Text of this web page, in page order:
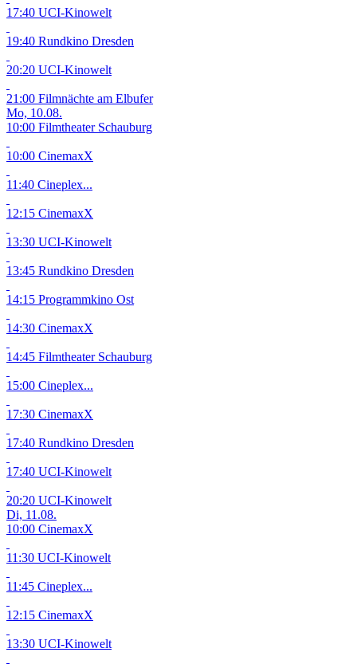
17:40 UCI-Kinowelt
19:40 Rundkino Dresden
20:20 UCI-Kinowelt
21:00 Filmnächte am Elbufer
Mo, 10.08.
10:00 Filmtheater Schauburg
10:00 CinemaxX
11:40 Cineplex...
12:15 CinemaxX
13:30 UCI-Kinowelt
13:45 Rundkino Dresden
14:15 Programmkino Ost
14:30 CinemaxX
14:45 Filmtheater Schauburg
15:00 Cineplex...
17:30 CinemaxX
17:40 Rundkino Dresden
17:40 UCI-Kinowelt
20:20 UCI-Kinowelt
Di, 11.08.
10:00 CinemaxX
11:30 UCI-Kinowelt
11:45 Cineplex...
12:15 CinemaxX
13:30 UCI-Kinowelt